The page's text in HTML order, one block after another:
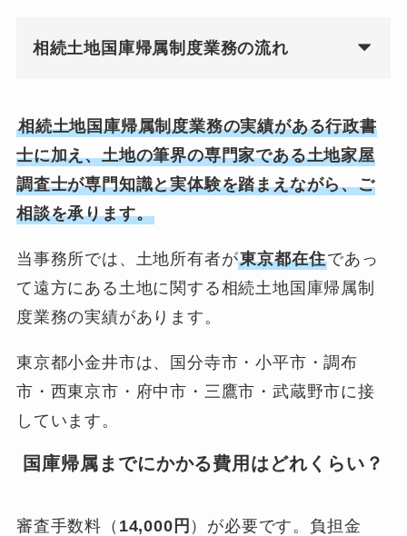
相続土地国庫帰属制度業務の流れ
相続土地国庫帰属制度業務の実績がある行政書
士に加え、土地の筆界の専門家である土地家屋
調査士が専門知識と実体験を踏まえながら、ご
相談を承ります。
当事務所では、土地所有者が東京都在住であっ
て遠方にある土地に関する相続土地国庫帰属制
度業務の実績があります。
東京都小金井市は、国分寺市・小平市・調布
市・西東京市・府中市・三鷹市・武蔵野市に接
しています。
国庫帰属までにかかる費用はどれくらい？
審査手数料（ 14,000円 ）が必要です。負担金